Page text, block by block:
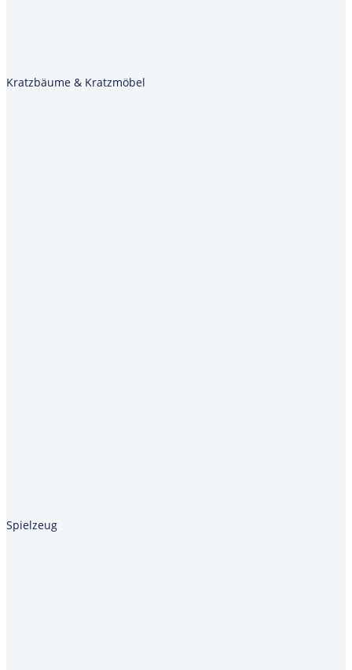
Kratzbäume & Kratzmöbel
Spielzeug